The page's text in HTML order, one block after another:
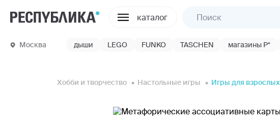
каталог
Москва дыши LEGO FUNKO TASCHEN магазины Р*
Хобби и творчество Настольные игры Игры для взрослых